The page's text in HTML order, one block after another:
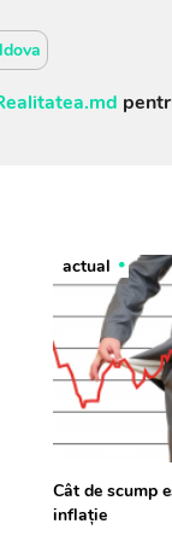
actual
Cât de scump
inflaţie